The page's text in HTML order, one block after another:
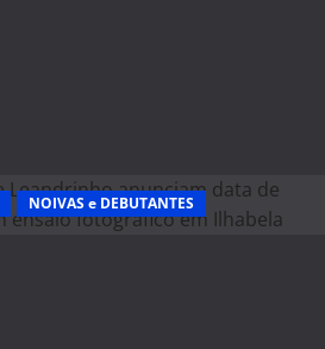
NOIVAS e DEBUTANTES